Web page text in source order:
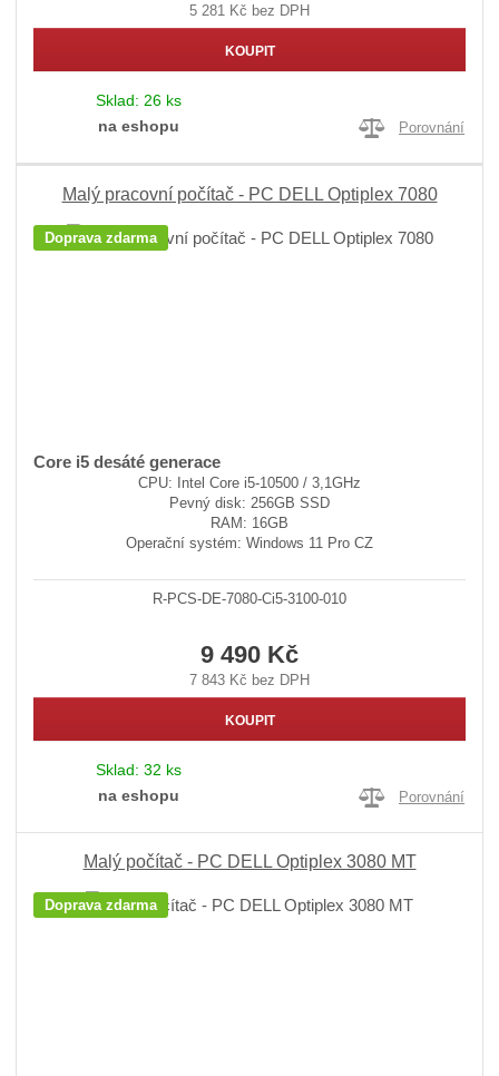
5 281 Kč bez DPH
KOUPIT
Sklad: 26 ks
na eshopu
Porovnání
Malý pracovní počítač - PC DELL Optiplex 7080
Doprava zdarma
Core i5 desáté generace
CPU: Intel Core i5-10500 / 3,1GHz
Pevný disk: 256GB SSD
RAM: 16GB
Operační systém: Windows 11 Pro CZ
R-PCS-DE-7080-Ci5-3100-010
9 490 Kč
7 843 Kč bez DPH
KOUPIT
Sklad: 32 ks
na eshopu
Porovnání
Malý počítač - PC DELL Optiplex 3080 MT
Doprava zdarma